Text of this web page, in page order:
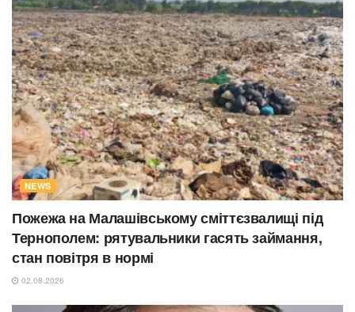
NEWS
Пожежа на Малашівському сміттєзвалищі під
Тернополем: рятувальники гасять займання,
стан повітря в нормі
02.08.2026